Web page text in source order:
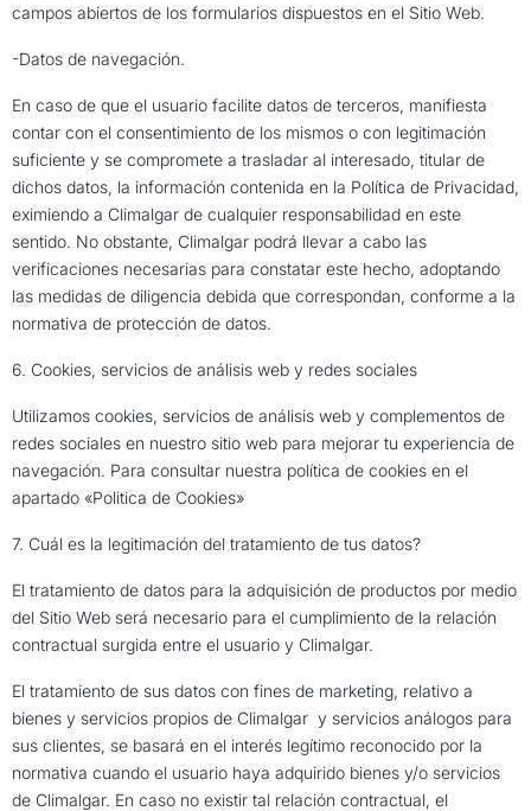
campos abiertos de los formularios dispuestos en el Sitio Web.
-Datos de navegación.
En caso de que el usuario facilite datos de terceros, manifiesta
contar con el consentimiento de los mismos o con legitimación
suficiente y se compromete a trasladar al interesado, titular de
dichos datos, la información contenida en la Política de Privacidad,
eximiendo a Climalgar de cualquier responsabilidad en este
sentido. No obstante, Climalgar podrá llevar a cabo las
verificaciones necesarias para constatar este hecho, adoptando
las medidas de diligencia debida que correspondan, conforme a la
normativa de protección de datos.
6. Cookies, servicios de análisis web y redes sociales
Utilizamos cookies, servicios de análisis web y complementos de
redes sociales en nuestro sitio web para mejorar tu experiencia de
navegación. Para consultar nuestra política de cookies en el
apartado «Politica de Cookies»
7. Cuál es la legitimación del tratamiento de tus datos?
El tratamiento de datos para la adquisición de productos por medio
del Sitio Web será necesario para el cumplimiento de la relación
contractual surgida entre el usuario y Climalgar.
El tratamiento de sus datos con fines de marketing, relativo a
bienes y servicios propios de Climalgar y servicios análogos para
sus clientes, se basará en el interés legítimo reconocido por la
normativa cuando el usuario haya adquirido bienes y/o servicios
de Climalgar. En caso no existir tal relación contractual, el